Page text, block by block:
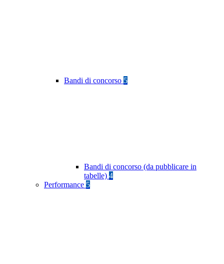
Bandi di concorso 5
Bandi di concorso (da pubblicare in
tabelle) 4
Performance 5